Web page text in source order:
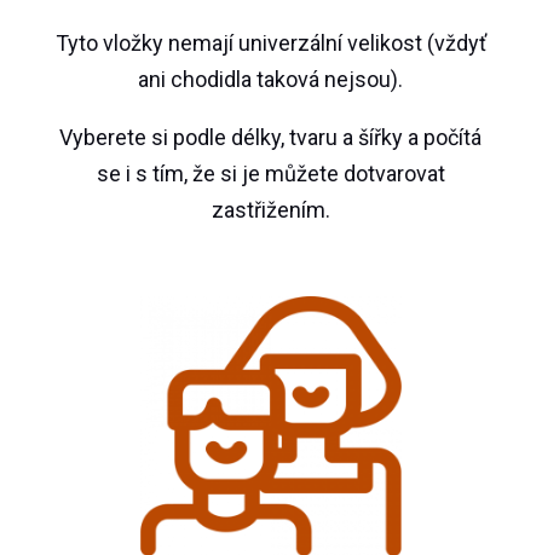
Tyto vložky nemají univerzální velikost (vždyť
ani chodidla taková nejsou).
Vyberete si podle délky, tvaru a šířky a počítá
se i s tím, že si je můžete dotvarovat
zastřižením.